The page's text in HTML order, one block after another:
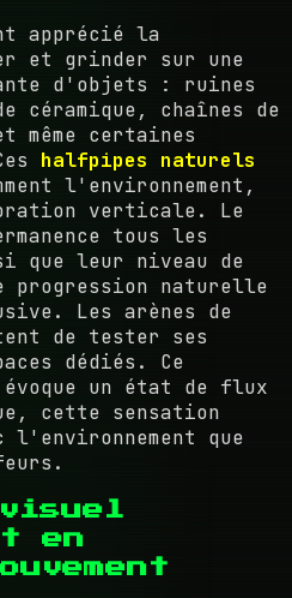
apprécié la
et grinder sur une
d'objets : ruines
chaînes de
même certaines
halfpipes naturels
l'environnement,
verticale. Le
tous les
que leur niveau de
progression naturelle
Les arènes de
de tester ses
dédiés. Ce
évoque un état de flux
cette sensation
l'environnement que
en